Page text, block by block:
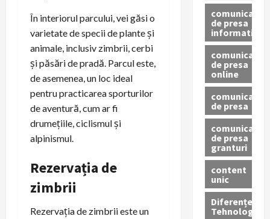
În interiorul parcului, vei găsi o
varietate de specii de plante și
animale, inclusiv zimbrii, cerbi
și păsări de pradă. Parcul este,
de asemenea, un loc ideal
pentru practicarea sporturilor
de aventură, cum ar fi
drumețiile, ciclismul și
alpinismul.
Rezervația de
zimbrii
Rezervația de zimbrii este un
comunicat
de presa
informativ
comunicat
de presa
online
comunicate
de presa
comunicate
de presa
granturi
content
unic
Diferențe
Tehnologice